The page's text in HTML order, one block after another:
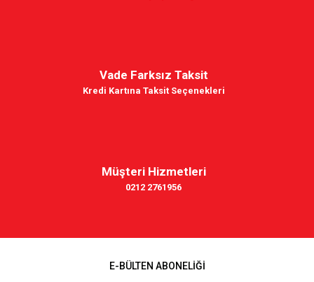
Vade Farksız Taksit
Kredi Kartına Taksit Seçenekleri
Müşteri Hizmetleri
0212 2761956
E-BÜLTEN ABONELİĞİ